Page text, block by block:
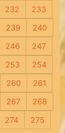
232
233
239
240
246
247
253
254
260
261
267
268
274
275